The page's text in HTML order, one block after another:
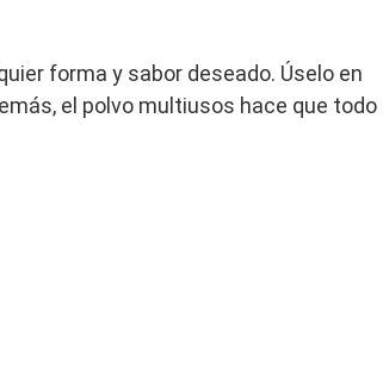
forma y sabor deseado. Úselo en
el polvo multiusos hace que todo